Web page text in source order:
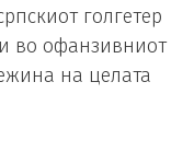
голгетер
во офанзивниот
на целата